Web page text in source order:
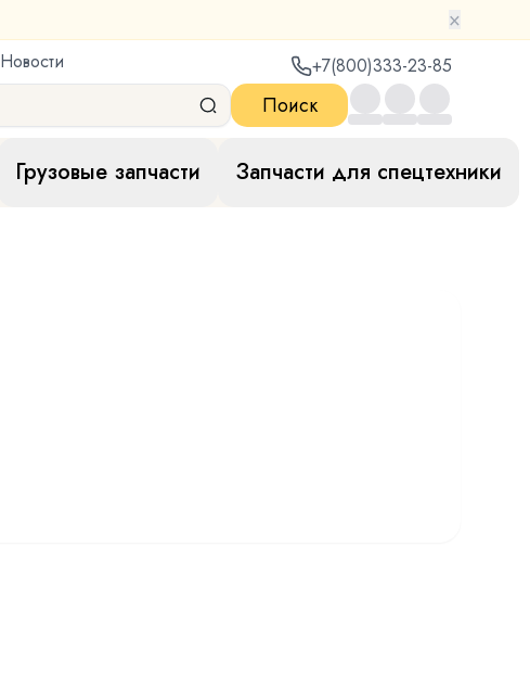
×
Новости +7(800)333-23-85
Поиск
Грузовые запчасти Запчасти для спецтехники